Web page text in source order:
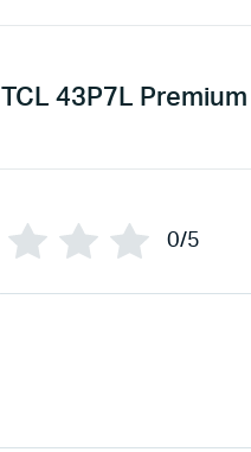
TCL 43P7L
0/5